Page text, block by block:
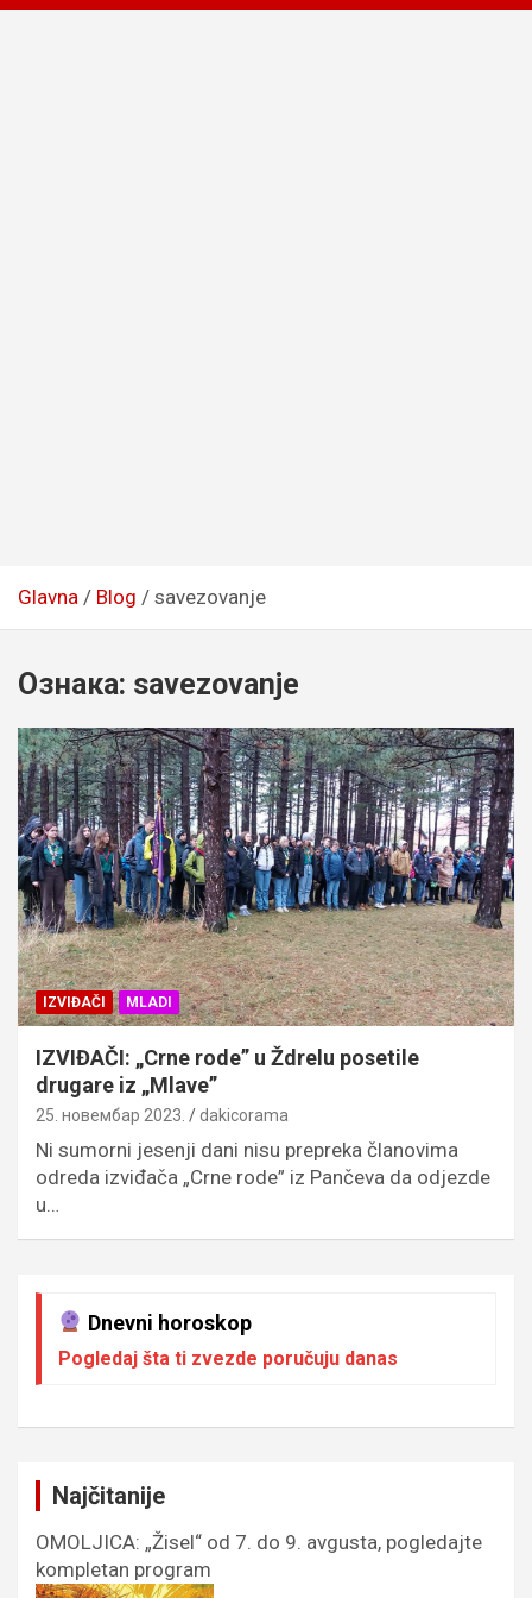
Glavna Blog savezovanje
Ознака: savezovanje
IZVIĐAČI MLADI
IZVIĐAČI: „Crne rode” u Ždrelu posetile
drugare iz „Mlave”
25. новембар 2023. dakicorama
Ni sumorni jesenji dani nisu prepreka članovima
odreda izviđača „Crne rode” iz Pančeva da odjezde
u…
Dnevni horoskop
Pogledaj šta ti zvezde poručuju danas
Najčitanije
OMOLJICA: „Žisel“ od 7. do 9. avgusta, pogledajte
kompletan program